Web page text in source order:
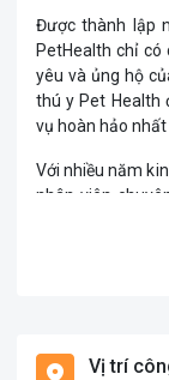
Được thành lập
PetHealth chỉ có
yêu và ủng hộ
thú y Pet Health
vụ hoàn hảo nhất
Với nhiều năm
nhân viên
chăm sóc sức
Với bề dày hơn
Vị trí